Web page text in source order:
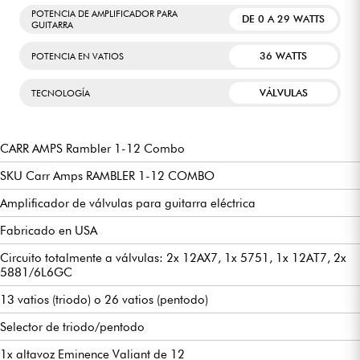
POTENCIA DE AMPLIFICADOR PARA
GUITARRA
DE 0 A 29 WATTS
POTENCIA EN VATIOS 36 WATTS
TECNOLOGÍA VÁLVULAS
CARR AMPS Rambler 1-12 Combo
SKU Carr Amps RAMBLER 1-12 COMBO
Amplificador de válvulas para guitarra eléctrica
Fabricado en USA
Circuito totalmente a válvulas: 2x 12AX7, 1x 5751, 1x 12AT7, 2x
5881/6L6GC
13 vatios (triodo) o 26 vatios (pentodo)
Selector de triodo/pentodo
1x altavoz Eminence Valiant de 12